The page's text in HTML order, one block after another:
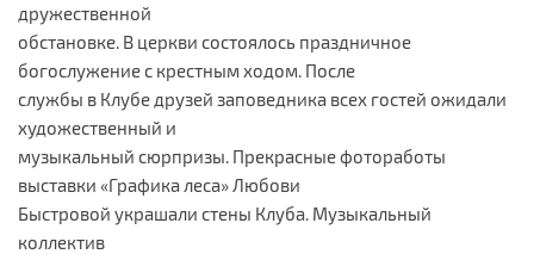
дружественной
обстановке. В церкви состоялось праздничное
богослужение с крестным ходом. После
службы в Клубе друзей заповедника всех гостей ожидали
художественный и
музыкальный сюрпризы. Прекрасные фотоработы
выставки «Графика леса» Любови
Быстровой украшали стены Клуба. Музыкальный
коллектив